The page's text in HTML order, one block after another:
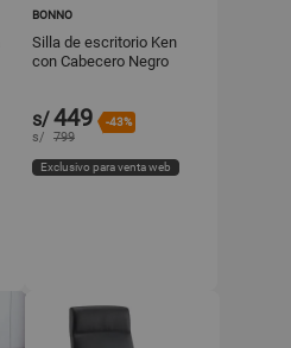
BONNO
Silla de escritorio Ken
con Cabecero Negro
s/449 -43%
s/ 799
Exclusivo para venta web